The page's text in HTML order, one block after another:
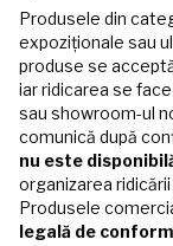
Produsele din
expoziționale sau
produse se
iar ridicarea se face
sau showroom-ul
comunică după
nu este
organizarea
Produsele
legală de